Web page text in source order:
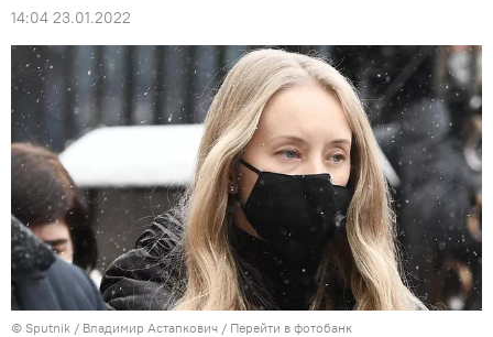
14:04 23.01.2022
© Sputnik / Владимир Астапкович / Перейти в фотобанк